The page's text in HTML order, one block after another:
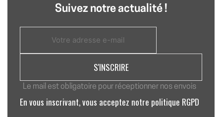
Suivez notre actualité !
Le mail est obligatoire pour réceptionner nos envois
En vous inscrivant, vous acceptez notre politique RGPD